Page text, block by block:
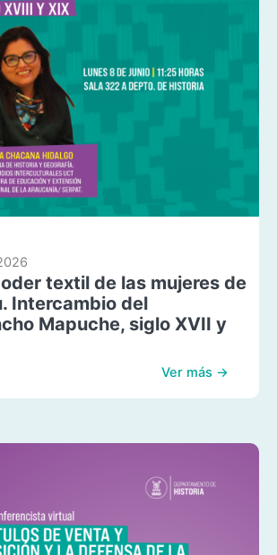
textil de las mujeres de
Intercambio del
Mapuche, siglo XVII y
Ver más →